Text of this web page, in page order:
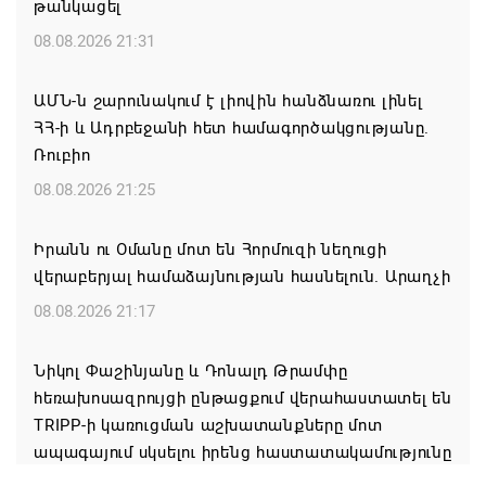
թանկացել
08.08.2026 21:31
ԱՄՆ-ն շարունակում է լիովին հանձնառու լինել
ՀՀ-ի և Ադրբեջանի հետ համագործակցությանը.
Ռուբիո
08.08.2026 21:25
Իրանն ու Օմանը մոտ են Հորմուզի նեղուցի
վերաբերյալ համաձայնության հասնելուն. Արաղչի
08.08.2026 21:17
Նիկոլ Փաշինյանը և Դոնալդ Թրամփը
հեռախոսազրույցի ընթացքում վերահաստատել են
TRIPP-ի կառուցման աշխատանքները մոտ
ապագայում սկսելու իրենց հաստատակամությունը